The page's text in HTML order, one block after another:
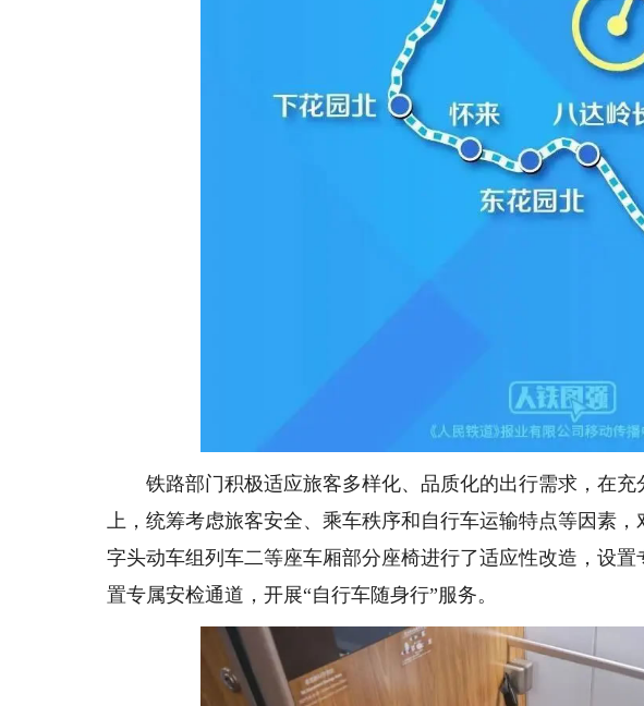
铁路部门积极适应旅客多样化、品质化的出行需求，在充
上，统筹考虑旅客安全、乘车秩序和自行车运输特点等因素
字头动车组列车二等座车厢部分座椅进行了适应性改造，设
置专属安检通道，开展“自行车随身行”服务。